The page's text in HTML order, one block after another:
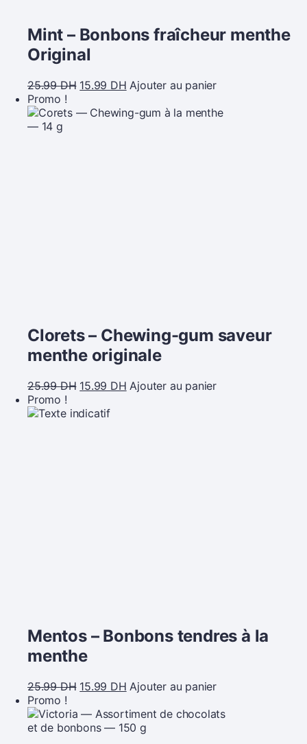
Mint – Bonbons fraîcheur menthe
Original
25.99DH 15.99 DH Ajouter au panier
Promo !
Clorets – Chewing-gum saveur
menthe originale
25.99DH 15.99 DH Ajouter au panier
Promo !
Mentos – Bonbons tendres à la
menthe
25.99DH 15.99 DH Ajouter au panier
Promo !